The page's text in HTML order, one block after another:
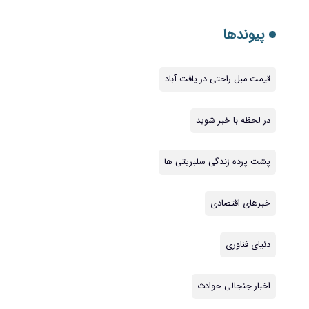
پیوندها
قیمت مبل راحتی در یافت آباد
در لحظه با خبر شوید
پشت پرده زندگی سلبریتی ها
خبرهای اقتصادی
دنیای فناوری
اخبار جنجالی حوادث